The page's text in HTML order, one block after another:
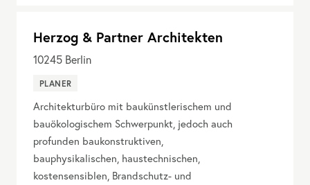
Herzog & Partner Architekten
10245 Berlin
PLANER
Architekturbüro mit baukünstlerischem und
bauökologischem Schwerpunkt, jedoch auch
profunden baukonstruktiven,
bauphysikalischen, haustechnischen,
kostensensiblen, Brandschutz- und